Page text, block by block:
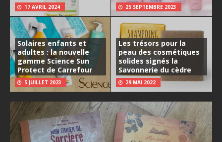
17 AVRIL 2024 25 SEPTEMBRE 2023
Solaires enfants et
adultes : la nouvelle
gamme Science Sun
Protect de Carrefour
5 JUILLET 2023
Les trésors pour la
peau des cosmétiques
solides signés la
Savonnerie du cèdre
29 MAI 2022